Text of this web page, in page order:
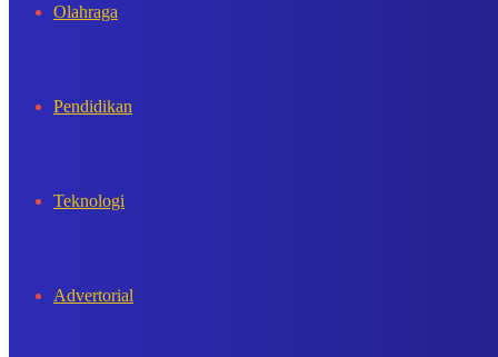
Olahraga
Pendidikan
Teknologi
Advertorial